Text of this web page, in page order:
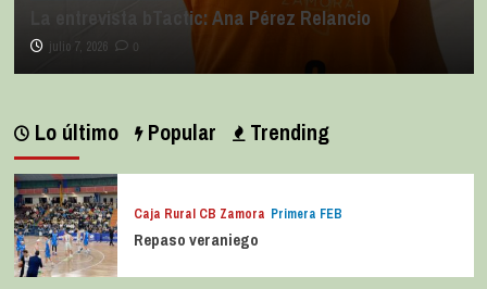
La entrevista bTactic: Ana Pérez Relancio
julio 7, 2026 0
Lo último Popular Trending
Caja Rural CB Zamora Primera FEB
Repaso veraniego